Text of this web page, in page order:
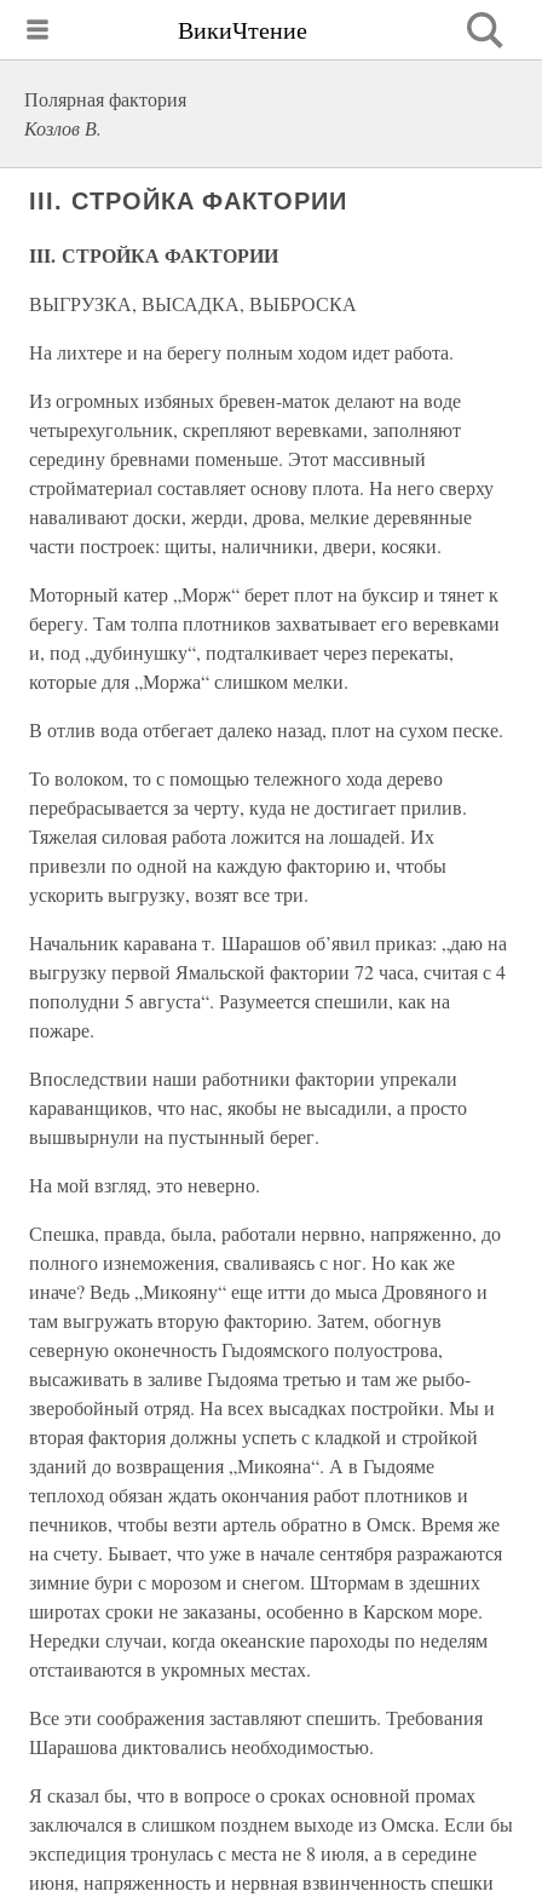
ВикиЧтение
Полярная фактория
Козлов В.
III. СТРОЙКА ФАКТОРИИ
III. СТРОЙКА ФАКТОРИИ
ВЫГРУЗКА, ВЫСАДКА, ВЫБРОСКА
На лихтере и на берегу полным ходом идет работа.
Из огромных избяных бревен-маток делают на воде
четырехугольник, скрепляют веревками, заполняют
середину бревнами поменьше. Этот массивный
стройматериал составляет основу плота. На него сверху
наваливают доски, жерди, дрова, мелкие деревянные
части построек: щиты, наличники, двери, косяки.
Моторный катер „Морж“ берет плот на буксир и тянет к
берегу. Там толпа плотников захватывает его веревками
и, под „дубинушку“, подталкивает через перекаты,
которые для „Моржа“ слишком мелки.
В отлив вода отбегает далеко назад, плот на сухом песке.
То волоком, то с помощью тележного хода дерево
перебрасывается за черту, куда не достигает прилив.
Тяжелая силовая работа ложится на лошадей. Их
привезли по одной на каждую факторию и, чтобы
ускорить выгрузку, возят все три.
Начальник каравана т. Шарашов об’явил приказ: „даю на
выгрузку первой Ямальской фактории 72 часа, считая с 4
пополудни 5 августа“. Разумеется спешили, как на
пожаре.
Впоследствии наши работники фактории упрекали
караванщиков, что нас, якобы не высадили, а просто
вышвырнули на пустынный берег.
На мой взгляд, это неверно.
Спешка, правда, была, работали нервно, напряженно, до
полного изнеможения, сваливаясь с ног. Но как же
иначе? Ведь „Микояну“ еще итти до мыса Дровяного и
там выгружать вторую факторию. Затем, обогнув
северную оконечность Гыдоямского полуострова,
высаживать в заливе Гыдояма третью и там же рыбо-
зверобойный отряд. На всех высадках постройки. Мы и
вторая фактория должны успеть с кладкой и стройкой
зданий до возвращения „Микояна“. А в Гыдояме
теплоход обязан ждать окончания работ плотников и
печников, чтобы везти артель обратно в Омск. Время же
на счету. Бывает, что уже в начале сентября разражаются
зимние бури с морозом и снегом. Штормам в здешних
широтах сроки не заказаны, особенно в Карском море.
Нередки случаи, когда океанские пароходы по неделям
отстаиваются в укромных местах.
Все эти соображения заставляют спешить. Требования
Шарашова диктовались необходимостью.
Я сказал бы, что в вопросе о сроках основной промах
заключался в слишком позднем выходе из Омска. Если бы
экспедиция тронулась с места не 8 июля, а в середине
июня, напряженность и нервная взвинченность спешки